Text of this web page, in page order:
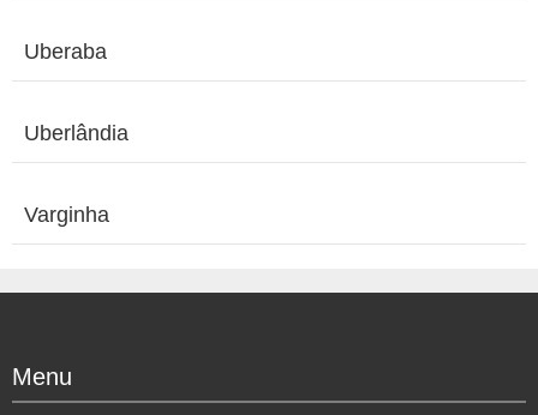
Uberaba
Uberlândia
Varginha
Menu